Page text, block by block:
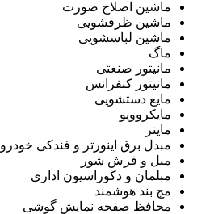
ماشین اصلاح صورت
ماشین ظرفشویی
ماشین لباسشویی
ماگ
مانیتور صنعتی
مانیتور کنفرانس
مایع دستشویی
مایکروویو
ماینر
مبدل برق اینورتر و فندکی خودرو
مبل و فرش شور
مبلمان و دکوراسیون اداری
مچ بند هوشمند
محافظ صفحه نمایش گوشی